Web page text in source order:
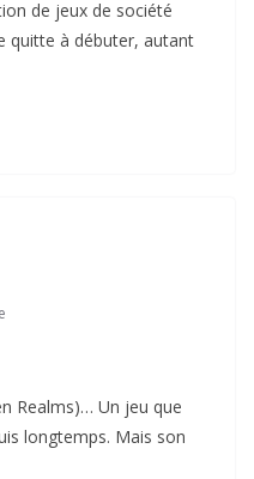
de jeux de société
quitte à débuter, autant
Realms)… Un jeu que
longtemps. Mais son